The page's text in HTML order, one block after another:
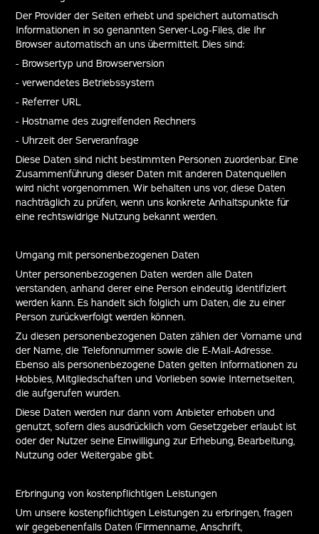
Der Provider der Seiten erhebt und speichert automatisch
Informationen in so genannten Server-Log-Files, die Ihr
Browser automatisch an uns übermittelt. Dies sind:
- Browsertyp und Browserversion
- verwendetes Betriebssystem
- Referrer URL
- Hostname des zugreifenden Rechners
- Uhrzeit der Serveranfrage
Diese Daten sind nicht bestimmten Personen zuordenbar. Eine
Zusammenführung dieser Daten mit anderen Datenquellen
wird nicht vorgenommen. Wir behalten uns vor, diese Daten
nachträglich zu prüfen, wenn uns konkrete Anhaltspunkte für
eine rechtswidrige Nutzung bekannt werden.
Umgang mit personenbezogenen Daten
Unter personenbezogenen Daten werden alle Daten
verstanden, anhand derer eine Person eindeutig identifiziert
werden kann. Es handelt sich folglich um Daten, die zu einer
Person zurückverfolgt werden können.
Zu diesen personenbezogenen Daten zählen der Vorname und
der Name, die Telefonnummer sowie die E-Mail-Adresse.
Ebenso als personenbezogene Daten gelten Informationen zu
Hobbies, Mitgliedschaften und Vorlieben sowie Internetseiten,
die aufgerufen wurden.
Diese Daten werden nur dann vom Anbieter erhoben und
genutzt, sofern dies ausdrücklich vom Gesetzgeber erlaubt ist
oder der Nutzer seine Einwilligung zur Erhebung, Bearbeitung,
Nutzung oder Weitergabe gibt.
Erbringung von kostenpflichtigen Leistungen
Um unsere kostenpflichtigen Leistungen zu erbringen, fragen
wir gegebenenfalls Daten (Firmenname, Anschrift,